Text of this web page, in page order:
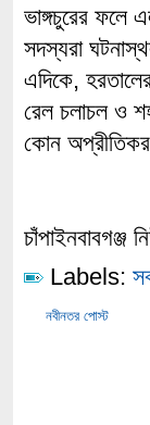
ভাঙ্গচুরের ফলে
সদস্যরা
এদিকে,
রেল চলাচল ও
কোন অপ্রীতিকর
Labels:
নবীনতর পোস্ট